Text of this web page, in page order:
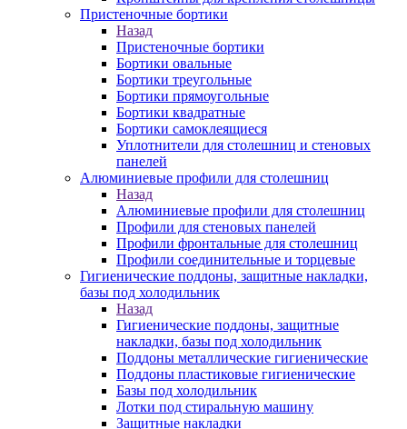
Пристеночные бортики
Назад
Пристеночные бортики
Бортики овальные
Бортики треугольные
Бортики прямоугольные
Бортики квадратные
Бортики самоклеящиеся
Уплотнители для столешниц и стеновых
панелей
Алюминиевые профили для столешниц
Назад
Алюминиевые профили для столешниц
Профили для стеновых панелей
Профили фронтальные для столешниц
Профили соединительные и торцевые
Гигиенические поддоны, защитные накладки,
базы под холодильник
Назад
Гигиенические поддоны, защитные
накладки, базы под холодильник
Поддоны металлические гигиенические
Поддоны пластиковые гигиенические
Базы под холодильник
Лотки под стиральную машину
Защитные накладки